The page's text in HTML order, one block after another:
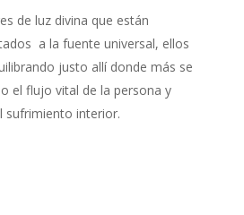
de luz divina que están
a la fuente universal, ellos
justo allí donde más se
el flujo vital de la persona y
sufrimiento interior.